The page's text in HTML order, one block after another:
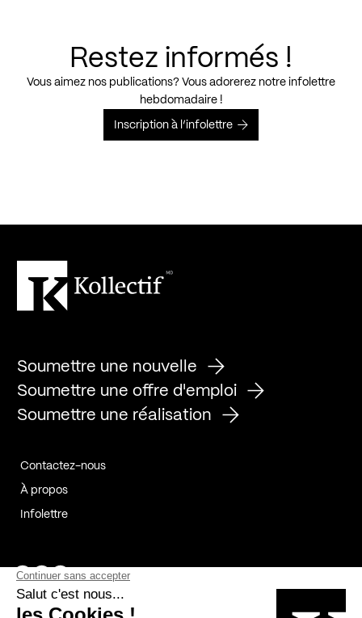
Restez informés !
Vous aimez nos publications? Vous adorerez notre infolettre
hebdomadaire !
Inscription à l’infolettre
Soumettre une nouvelle
Soumettre une offre d'emploi
Soumettre une réalisation
Contactez-nous
À propos
Infolettre
Page Facebook de Kollectif
Page Instagram de Kollectif
Page Linkedin de Kollectif